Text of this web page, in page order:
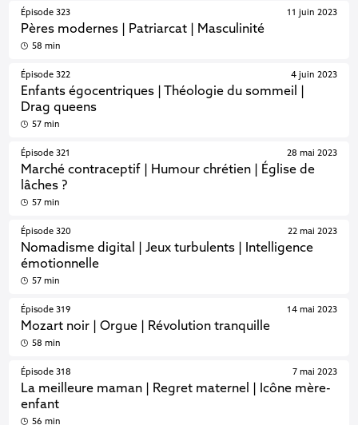
Épisode 323
Pères modernes | Patriarcat | Masculinité
11 juin 2023
58 min
Épisode 322
Enfants égocentriques | Théologie du sommeil |
Drag queens
4 juin 2023
57 min
Épisode 321
Marché contraceptif | Humour chrétien | Église de
lâches ?
28 mai 2023
57 min
Épisode 320
Nomadisme digital | Jeux turbulents | Intelligence
émotionnelle
22 mai 2023
57 min
Épisode 319
Mozart noir | Orgue | Révolution tranquille
14 mai 2023
58 min
Épisode 318
La meilleure maman | Regret maternel | Icône mère-
enfant
7 mai 2023
56 min